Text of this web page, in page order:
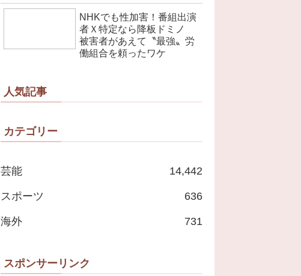
「100万部超」ゼロに
NHKでも性加害！番組出演
者Ｘ特定なら降板ドミノ
被害者があえて〝最強〟労
働組合を頼ったワケ
人気記事
カテゴリー
芸能 14,442
スポーツ 636
海外 731
スポンサーリンク